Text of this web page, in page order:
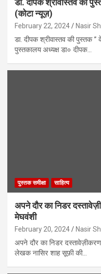
डा. दीपक श्रीवास्तव की
(कोटा न्यूज़)
February 22, 2024 Nasir
डा. दीपक श्रीवास्तव की पुस्तक
पुस्तकालय अध्यक्ष डा० दीपक…
पुस्तक समीक्षा साहित्य
अपने दौर का निडर
मेघवंशी
February 20, 2024 Nasir
अपने दौर का निडर
लेखक नासिर शाह सूफ़ी की…